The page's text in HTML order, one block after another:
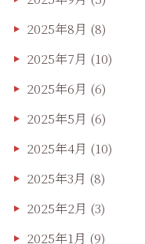
2025年8月 (8)
2025年7月 (10)
2025年6月 (6)
2025年5月 (6)
2025年4月 (10)
2025年3月 (8)
2025年2月 (3)
2025年1月 (9)